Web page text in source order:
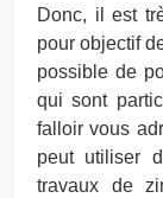
Donc, il est
pour objectif
possible de
qui sont
falloir vous
peut utiliser
travaux de